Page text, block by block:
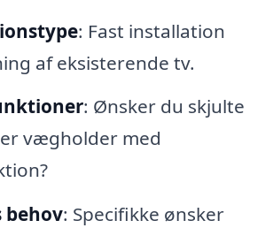
: Fast installation
af eksisterende tv.
: Ønsker du skjulte
vægholder med
behov: Specifikke ønsker